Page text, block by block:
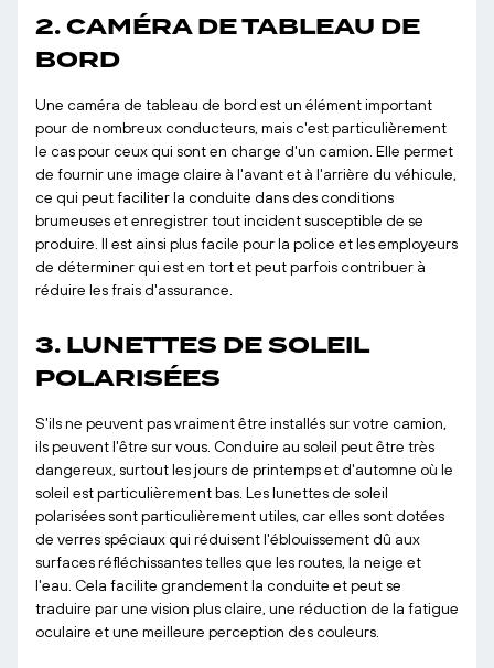
2. CAMÉRA DE TABLEAU DE
BORD
Une caméra de tableau de bord est un élément important
pour de nombreux conducteurs, mais c'est particulièrement
le cas pour ceux qui sont en charge d'un camion. Elle permet
de fournir une image claire à l'avant et à l'arrière du véhicule,
ce qui peut faciliter la conduite dans des conditions
brumeuses et enregistrer tout incident susceptible de se
produire. Il est ainsi plus facile pour la police et les employeurs
de déterminer qui est en tort et peut parfois contribuer à
réduire les frais d'assurance.
3. LUNETTES DE SOLEIL
POLARISÉES
S'ils ne peuvent pas vraiment être installés sur votre camion,
ils peuvent l'être sur vous. Conduire au soleil peut être très
dangereux, surtout les jours de printemps et d'automne où le
soleil est particulièrement bas. Les lunettes de soleil
polarisées sont particulièrement utiles, car elles sont dotées
de verres spéciaux qui réduisent l'éblouissement dû aux
surfaces réfléchissantes telles que les routes, la neige et
l'eau. Cela facilite grandement la conduite et peut se
traduire par une vision plus claire, une réduction de la fatigue
oculaire et une meilleure perception des couleurs.